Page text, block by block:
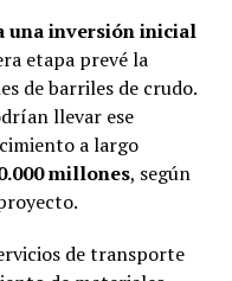
una inversión inicial
etapa prevé la
de barriles de crudo.
llevar ese
a largo
millones, según
de transporte